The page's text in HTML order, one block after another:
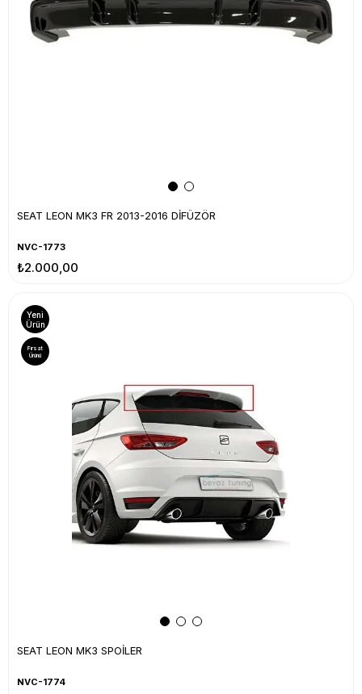
SEAT LEON MK3 FR 2013-2016 DİFÜZÖR
NVC-1773
₺2.000,00
SEAT LEON MK3 SPOİLER
NVC-1774
Yeni
Ürün
Fırsat
Ürünü